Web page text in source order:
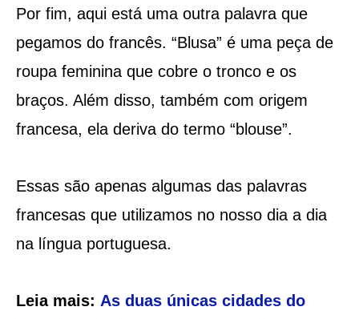
Por fim, aqui está uma outra palavra que
pegamos do francês. “Blusa” é uma peça de
roupa feminina que cobre o tronco e os
braços. Além disso, também com origem
francesa, ela deriva do termo “blouse”.
Essas são apenas algumas das palavras
francesas que utilizamos no nosso dia a dia
na língua portuguesa.
Leia mais: As duas únicas cidades do